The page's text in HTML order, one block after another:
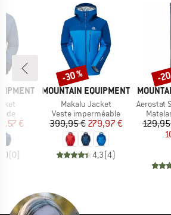
réduit
€
(0)
MARQUE
MOUNTAIN EQUIPMENT
Article
Makalu Jacket
Product group
Veste imperméable
Prix
399,95 €Prix réduit
279,97 €
4,3(4)
Remise
-30 %
MARQUE
Article
Aerostat
-